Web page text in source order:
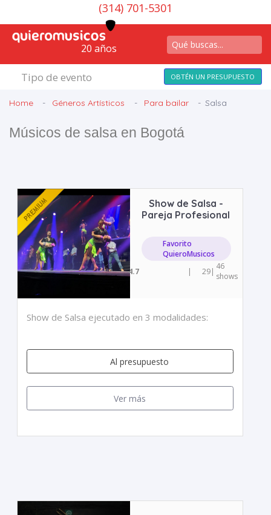
(314) 701-5301
20 años
Tipo de evento OBTÉN UN PRESUPUESTO
Home Géneros Artísticos Para bailar Salsa
Músicos de salsa en Bogotá
Show de Salsa -
Pareja Profesional
Favorito
QuieroMusicos
4.7
| 29| 46
shows
Show de Salsa ejecutado en 3 modalidades:
Al presupuesto
Ver más